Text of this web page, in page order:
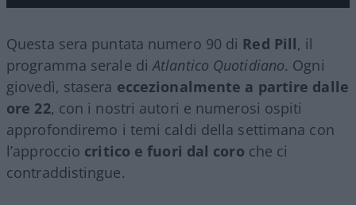
Questa sera puntata numero 90 di Red Pill, il
programma serale diAtlantico Quotidiano. Ogni
giovedì, stasera eccezionalmente a partire dalle
ore 22, con i nostri autori e numerosi ospiti
approfondiremo i temi caldi della settimana con
l’approccio critico e fuori dal coro che ci
contraddistingue.